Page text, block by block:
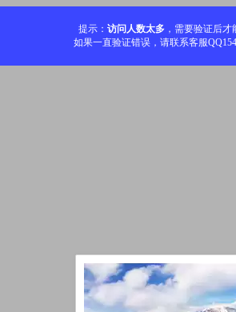
提示： 访问人数太多 ，需要验证后才
如果一直验证错误，请联系客服